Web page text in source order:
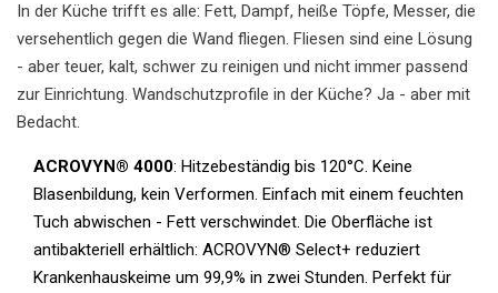
In der Küche trifft es alle: Fett, Dampf, heiße Töpfe, Messer, die
versehentlich gegen die Wand fliegen. Fliesen sind eine Lösung
- aber teuer, kalt, schwer zu reinigen und nicht immer passend
zur Einrichtung. Wandschutzprofile in der Küche? Ja - aber mit
Bedacht.
ACROVYN® 4000: Hitzebeständig bis 120°C. Keine
Blasenbildung, kein Verformen. Einfach mit einem feuchten
Tuch abwischen - Fett verschwindet. Die Oberfläche ist
antibakteriell erhältlich: ACROVYN® Select+ reduziert
Krankenhauskeime um 99,9% in zwei Stunden. Perfekt für